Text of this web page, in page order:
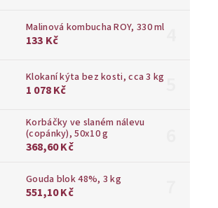
Malinová kombucha ROY, 330 ml
133 Kč
Klokaní kýta bez kosti, cca 3 kg
1 078 Kč
Korbáčky ve slaném nálevu
(copánky), 50x10 g
368,60 Kč
Gouda blok 48%, 3 kg
551,10 Kč